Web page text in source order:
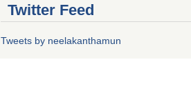
Twitter Feed
Tweets by neelakanthamun